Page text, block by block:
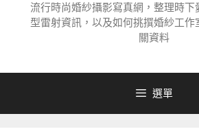
流行時尚婚紗攝影寫真網，整理時下
型雷射資訊，以及如何挑撰婚紗工作
關資料
選單